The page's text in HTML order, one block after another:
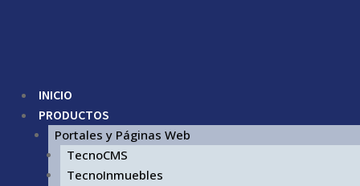
INICIO
PRODUCTOS
Portales y Páginas Web
TecnoCMS
TecnoInmuebles